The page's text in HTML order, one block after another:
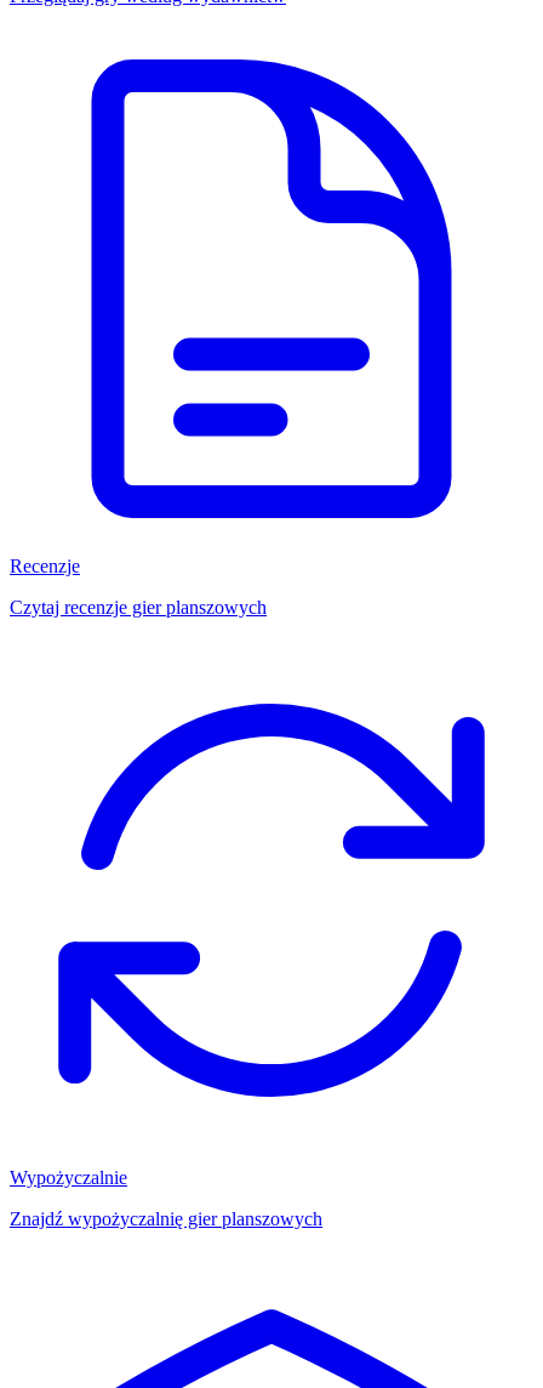
Recenzje
Czytaj recenzje gier planszowych
Wypożyczalnie
Znajdź wypożyczalnię gier planszowych